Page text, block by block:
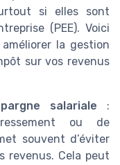
si elles sont
(PEE). Voici
la gestion
sur vos revenus
salariale :
ou de
souvent d’éviter
revenus. Cela peut